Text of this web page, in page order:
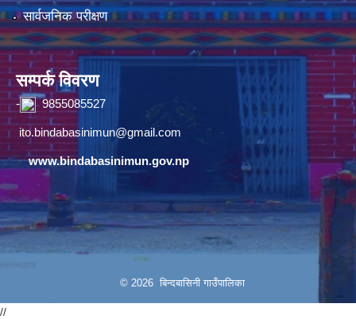
सार्वजनिक परीक्षण
सम्पर्क विवरण
- 9855085527
ito.bindabasinimun@gmail.com
www.bindabasinimun.gov.np
© 2026 बिन्दबासिनी गाउँपालिका
//